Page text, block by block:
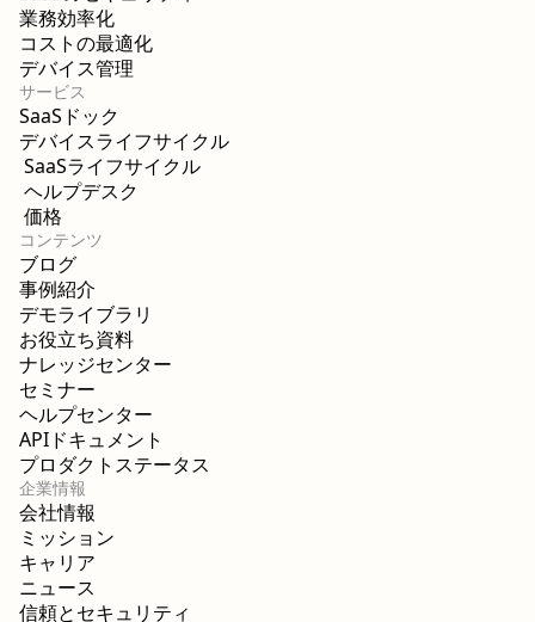
業務効率化
コストの最適化
デバイス管理
サービス
SaaSドック
デバイスライフサイクル
SaaSライフサイクル
ヘルプデスク
価格
コンテンツ
ブログ
事例紹介
デモライブラリ
お役立ち資料
ナレッジセンター
セミナー
ヘルプセンター
APIドキュメント
プロダクトステータス
企業情報
会社情報
ミッション
キャリア
ニュース
信頼とセキュリティ